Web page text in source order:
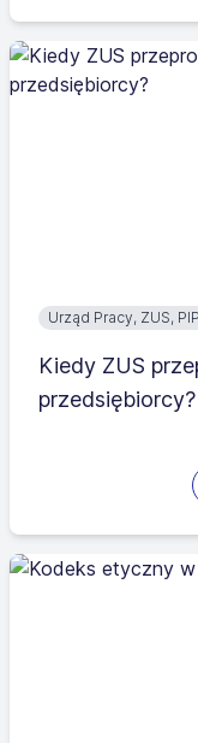
Urząd Pracy, ZUS,
Kiedy ZUS
przedsiębiorcy?